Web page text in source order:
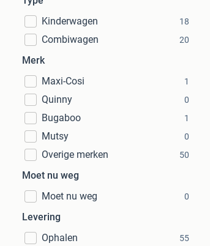
Kinderwagen
18
Combiwagen 20
Merk
Maxi-Cosi
1
Quinny 0
Bugaboo 1
Mutsy 0
Overige merken 50
Moet nu weg
Moet nu weg
0
Levering
Ophalen
55